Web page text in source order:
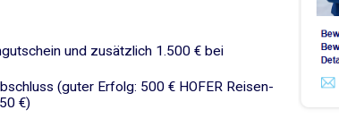
und zusätzlich 1.500 € bei
(guter Erfolg: 500 € HOFER Reisen-
€)